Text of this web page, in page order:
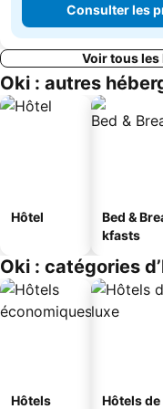
Consulter les
Voir tous les
Oki : autres
Hôtel
Bed &
kfasts
Oki : catégories
Hôtels
Hôtels de